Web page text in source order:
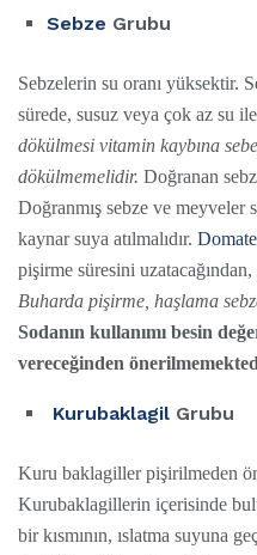
Sebze Grubu
Sebzelerin su oranı yüksektir.
sürede, susuz veya çok az su
dökülmesi vitamin kaybına
dökülmemelidir. Doğranan
Doğranmış sebze ve
kaynar suya atılmalıdır.
pişirme süresini
Buharda pişirme, haşlama
Sodanın kullanımı besin
vereceğinden
Kurubaklagil Grubu
Kuru baklagiller pişirilmeden
Kurubaklagillerin içerisinde
bir kısmının, ıslatma suyuna